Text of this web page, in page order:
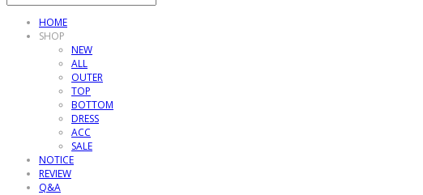
HOME
SHOP
NEW
ALL
OUTER
TOP
BOTTOM
DRESS
ACC
SALE
NOTICE
REVIEW
Q&A